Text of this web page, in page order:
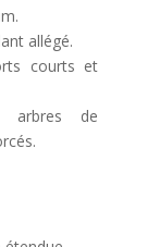
allégé.
courts et
arbres de